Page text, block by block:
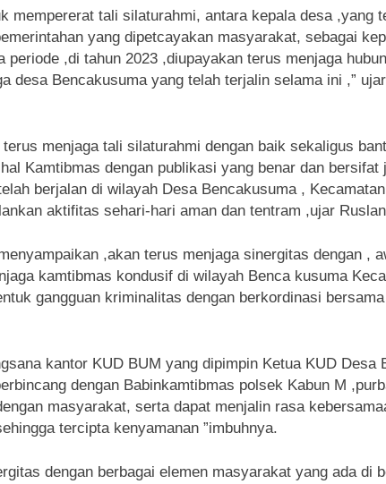
mempererat tali silaturahmi, antara kepala desa ,yang
yang dipetcayakan masyarakat, sebagai
periode ,di tahun 2023 ,diupayakan terus menjaga
desa Bencakusuma yang telah terjalin selama ini ,”
terus menjaga tali silaturahmi dengan baik sekaligus
Kamtibmas dengan publikasi yang benar dan bersifat
berjalan di wilayah Desa Bencakusuma ,
aktifitas sehari-hari aman dan tentram ,ujar
,akan terus menjaga sinergitas dengan ,
kamtibmas kondusif di wilayah Benca kusuma
gangguan kriminalitas dengan berkordinasi
kantor KUD BUM yang dipimpin Ketua KUD Desa
dengan Babinkamtibmas polsek Kabun M
masyarakat, serta dapat menjalin rasa
tercipta kenyamanan ”imbuhnya.
dengan berbagai elemen masyarakat yang ada di